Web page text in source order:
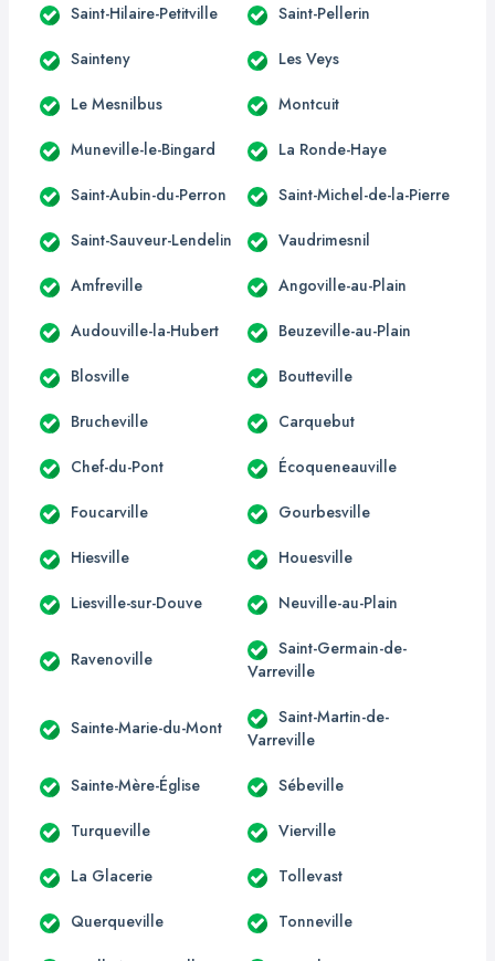
Saint-Hilaire-Petitville Saint-Pellerin
Sainteny Les Veys
Le Mesnilbus Montcuit
Muneville-le-Bingard La Ronde-Haye
Saint-Aubin-du-Perron Saint-Michel-de-la-Pierre
Saint-Sauveur-Lendelin Vaudrimesnil
Amfreville Angoville-au-Plain
Audouville-la-Hubert Beuzeville-au-Plain
Blosville Boutteville
Brucheville Carquebut
Chef-du-Pont Écoqueneauville
Foucarville Gourbesville
Hiesville Houesville
Liesville-sur-Douve Neuville-au-Plain
Ravenoville
Saint-Germain-de-
Varreville
Sainte-Marie-du-Mont
Saint-Martin-de-
Varreville
Sainte-Mère-Église Sébeville
Turqueville Vierville
La Glacerie Tollevast
Querqueville Tonneville